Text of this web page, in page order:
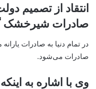
انتقاد از تصمیم
صادرات شیرخشک
در تمام دنیا به صادرات
صادرات می‌شود.
وی با اشاره به